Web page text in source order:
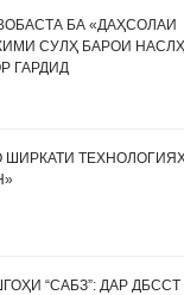
БА «ДАҲСОЛАИ
СУЛҲ БАРОИ
ГАРДИД
“САБЗ”: ДАР ДБССТ